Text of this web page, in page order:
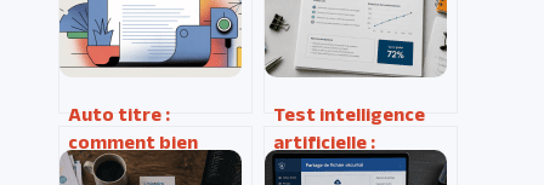
Auto titre :
comment bien
l’utiliser pour
Test intelligence
artificielle :
pourquoi un score